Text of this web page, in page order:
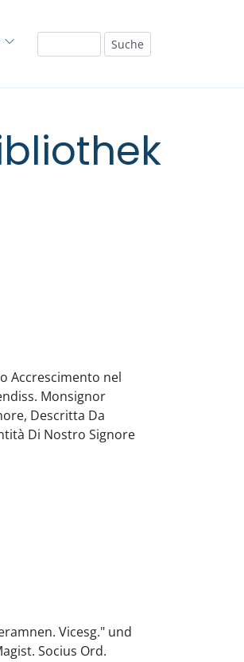
Accrescimento nel
Monsignor
Descritta Da
Di Nostro Signore
Vicesg." und
Socius Ord.